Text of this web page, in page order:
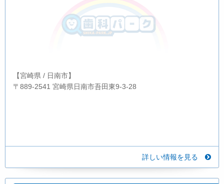
【宮崎県 / 日南市】
〒889-2541 宮崎県日南市吾田東9-3-28
詳しい情報を見る